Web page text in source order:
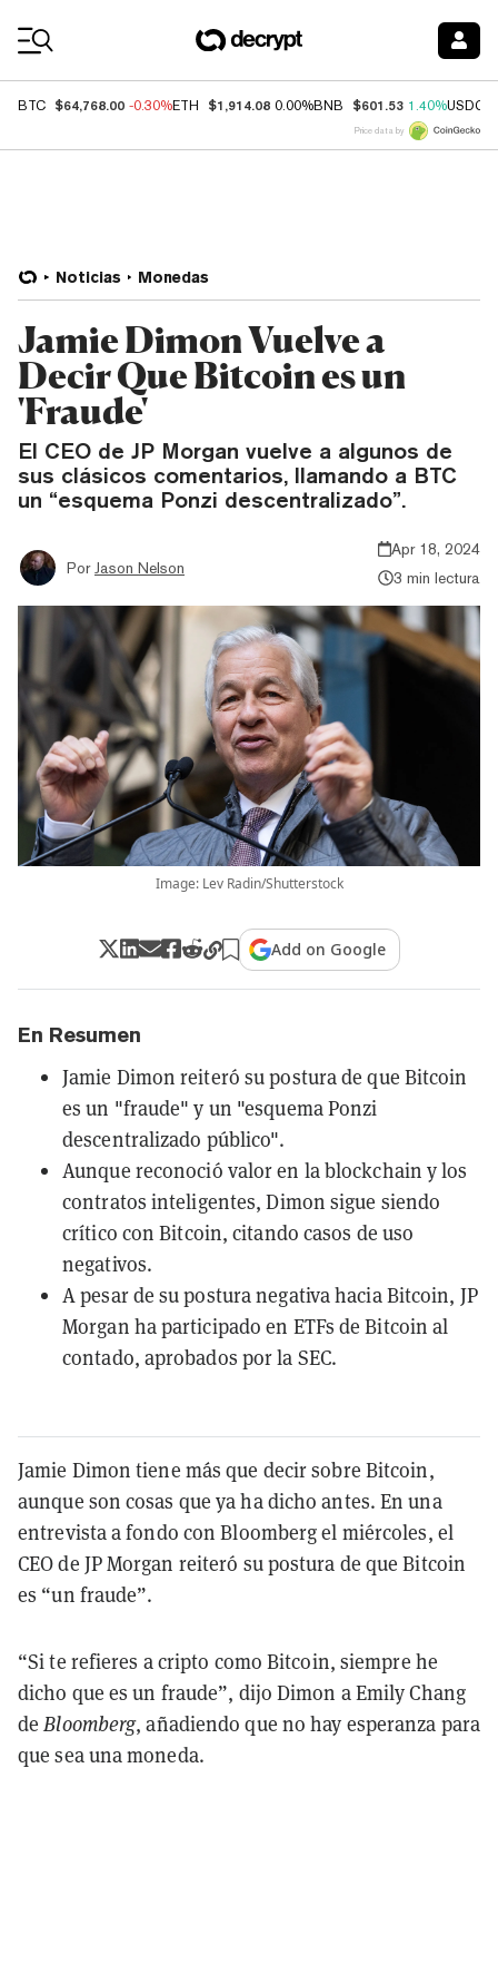
BTC $64,768.00 -0.30%ETH $1,914.08 0.00%BNB $601.53 1.40%USDC
Price data by
Noticias Monedas
Jamie Dimon Vuelve a
Decir Que Bitcoin es un
'Fraude'
El CEO de JP Morgan vuelve a algunos de
sus clásicos comentarios, llamando a BTC
un “esquema Ponzi descentralizado”.
Por Jason Nelson
Apr 18, 2024
3 min lectura
Image: Lev Radin/Shutterstock
Add on Google
En Resumen
Jamie Dimon reiteró su postura de que Bitcoin
es un "fraude" y un "esquema Ponzi
descentralizado público".
Aunque reconoció valor en la blockchain y los
contratos inteligentes, Dimon sigue siendo
crítico con Bitcoin, citando casos de uso
negativos.
A pesar de su postura negativa hacia Bitcoin, JP
Morgan ha participado en ETFs de Bitcoin al
contado, aprobados por la SEC.
Jamie Dimon tiene más que decir sobre Bitcoin,
aunque son cosas que ya ha dicho antes. En una
entrevista a fondo con Bloomberg el miércoles, el
CEO de JP Morgan reiteró su postura de que Bitcoin
es “un fraude”.
“Si te refieres a cripto como Bitcoin, siempre he
dicho que es un fraude”, dijo Dimon a Emily Chang
deBloomberg, añadiendo que no hay esperanza para
que sea una moneda.